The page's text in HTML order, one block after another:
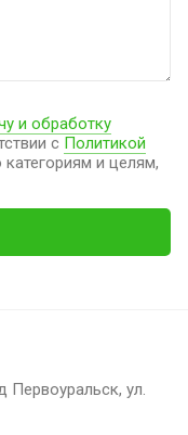
и обработку
с Политикой
категориям и целям,
Первоуральск, ул.